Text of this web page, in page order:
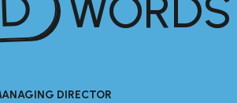
DIRECTOR